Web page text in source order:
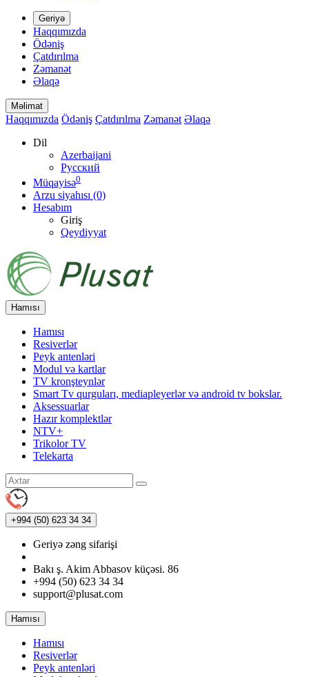
Geriyə
Haqqımızda
Ödəniş
Çatdırılma
Zəmanət
Əlaqə
Məlimat
Haqqımızda Ödəniş Çatdırılma Zəmanət Əlaqə
Dil
Azerbaijani
Русский
Müqayisə0
Arzu siyahısı (0)
Hesabım
Giriş
Qeydiyyat
Hamısı
Hamısı
Resiverlər
Peyk antenləri
Modul və kartlar
TV kronşteynlər
Smart Tv qurguları, mediapleyerlər və android tv bokslar.
Aksessuarlar
Hazır komplektlər
NTV+
Trikolor TV
Telekarta
+994 (50) 623 34 34
Geriyə zəng sifarişi
Bakı ş. Akim Abbasov küçəsi. 86
+994 (50) 623 34 34
support@plusat.com
Hamısı
Hamısı
Resiverlər
Peyk antenləri